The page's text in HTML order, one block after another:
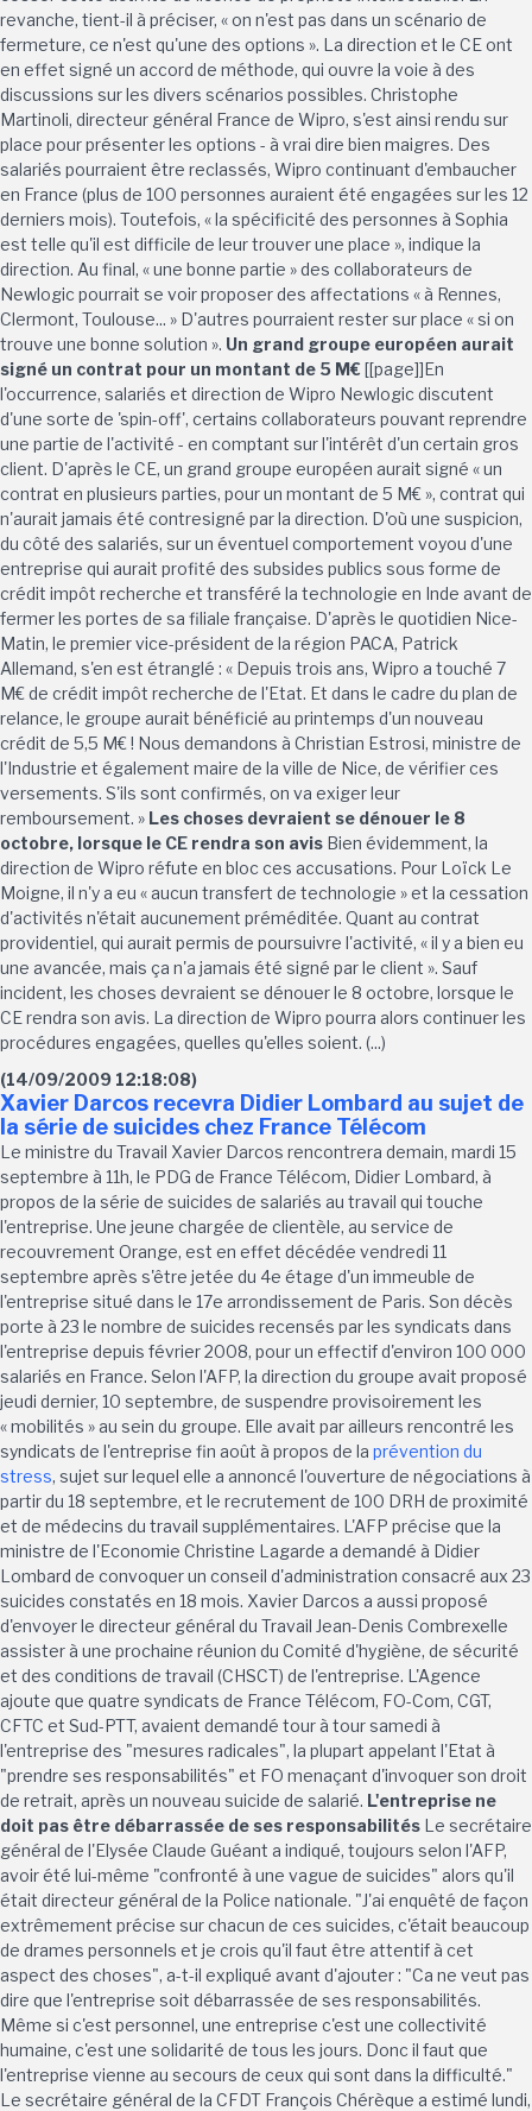
revanche, tient-il à préciser, « on n'est pas dans un scénario de
fermeture, ce n'est qu'une des options ». La direction et le CE ont
en effet signé un accord de méthode, qui ouvre la voie à des
discussions sur les divers scénarios possibles. Christophe
Martinoli, directeur général France de Wipro, s'est ainsi rendu sur
place pour présenter les options - à vrai dire bien maigres. Des
salariés pourraient être reclassés, Wipro continuant d'embaucher
en France (plus de 100 personnes auraient été engagées sur les 12
derniers mois). Toutefois, « la spécificité des personnes à Sophia
est telle qu'il est difficile de leur trouver une place », indique la
direction. Au final, « une bonne partie » des collaborateurs de
Newlogic pourrait se voir proposer des affectations « à Rennes,
Clermont, Toulouse... » D'autres pourraient rester sur place « si on
trouve une bonne solution ». Un grand groupe européen aurait
signé un contrat pour un montant de 5 M€ [[page]]En
l'occurrence, salariés et direction de Wipro Newlogic discutent
d'une sorte de 'spin-off', certains collaborateurs pouvant reprendre
une partie de l'activité - en comptant sur l'intérêt d'un certain gros
client. D'après le CE, un grand groupe européen aurait signé « un
contrat en plusieurs parties, pour un montant de 5 M€ », contrat qui
n'aurait jamais été contresigné par la direction. D'où une suspicion,
du côté des salariés, sur un éventuel comportement voyou d'une
entreprise qui aurait profité des subsides publics sous forme de
crédit impôt recherche et transféré la technologie en Inde avant de
fermer les portes de sa filiale française. D'après le quotidien Nice-
Matin, le premier vice-président de la région PACA, Patrick
Allemand, s'en est étranglé : « Depuis trois ans, Wipro a touché 7
M€ de crédit impôt recherche de l'Etat. Et dans le cadre du plan de
relance, le groupe aurait bénéficié au printemps d'un nouveau
crédit de 5,5 M€ ! Nous demandons à Christian Estrosi, ministre de
l'Industrie et également maire de la ville de Nice, de vérifier ces
versements. S'ils sont confirmés, on va exiger leur
remboursement. » Les choses devraient se dénouer le 8
octobre, lorsque le CE rendra son avis Bien évidemment, la
direction de Wipro réfute en bloc ces accusations. Pour Loïck Le
Moigne, il n'y a eu « aucun transfert de technologie » et la cessation
d'activités n'était aucunement préméditée. Quant au contrat
providentiel, qui aurait permis de poursuivre l'activité, « il y a bien eu
une avancée, mais ça n'a jamais été signé par le client ». Sauf
incident, les choses devraient se dénouer le 8 octobre, lorsque le
CE rendra son avis. La direction de Wipro pourra alors continuer les
procédures engagées, quelles qu'elles soient. (...)
(14/09/2009 12:18:08)
Xavier Darcos recevra Didier Lombard au sujet de
la série de suicides chez France Télécom
Le ministre du Travail Xavier Darcos rencontrera demain, mardi 15
septembre à 11h, le PDG de France Télécom, Didier Lombard, à
propos de la série de suicides de salariés au travail qui touche
l'entreprise. Une jeune chargée de clientèle, au service de
recouvrement Orange, est en effet décédée vendredi 11
septembre après s'être jetée du 4e étage d'un immeuble de
l'entreprise situé dans le 17e arrondissement de Paris. Son décès
porte à 23 le nombre de suicides recensés par les syndicats dans
l'entreprise depuis février 2008, pour un effectif d'environ 100 000
salariés en France. Selon l'AFP, la direction du groupe avait proposé
jeudi dernier, 10 septembre, de suspendre provisoirement les
« mobilités » au sein du groupe. Elle avait par ailleurs rencontré les
syndicats de l'entreprise fin août à propos de la prévention du
stress, sujet sur lequel elle a annoncé l'ouverture de négociations à
partir du 18 septembre, et le recrutement de 100 DRH de proximité
et de médecins du travail supplémentaires. L'AFP précise que la
ministre de l'Economie Christine Lagarde a demandé à Didier
Lombard de convoquer un conseil d'administration consacré aux 23
suicides constatés en 18 mois. Xavier Darcos a aussi proposé
d'envoyer le directeur général du Travail Jean-Denis Combrexelle
assister à une prochaine réunion du Comité d'hygiène, de sécurité
et des conditions de travail (CHSCT) de l'entreprise. L'Agence
ajoute que quatre syndicats de France Télécom, FO-Com, CGT,
CFTC et Sud-PTT, avaient demandé tour à tour samedi à
l'entreprise des "mesures radicales", la plupart appelant l'Etat à
"prendre ses responsabilités" et FO menaçant d'invoquer son droit
de retrait, après un nouveau suicide de salarié. L'entreprise ne
doit pas être débarrassée de ses responsabilités Le secrétaire
général de l'Elysée Claude Guéant a indiqué, toujours selon l'AFP,
avoir été lui-même "confronté à une vague de suicides" alors qu'il
était directeur général de la Police nationale. "J'ai enquêté de façon
extrêmement précise sur chacun de ces suicides, c'était beaucoup
de drames personnels et je crois qu'il faut être attentif à cet
aspect des choses", a-t-il expliqué avant d'ajouter : "Ca ne veut pas
dire que l'entreprise soit débarrassée de ses responsabilités.
Même si c'est personnel, une entreprise c'est une collectivité
humaine, c'est une solidarité de tous les jours. Donc il faut que
l'entreprise vienne au secours de ceux qui sont dans la difficulté."
Le secrétaire général de la CFDT François Chérèque a estimé lundi,